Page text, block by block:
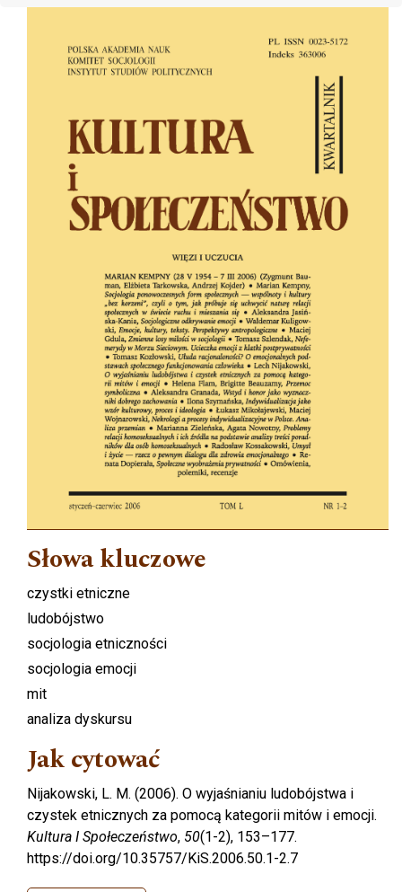
Cover image
Słowa kluczowe
czystki etniczne
ludobójstwo
socjologia etniczności
socjologia emocji
mit
analiza dyskursu
Jak cytować
Nijakowski, L. M. (2006). O wyjaśnianiu ludobójstwa i
czystek etnicznych za pomocą kategorii mitów i emocji.
Kultura I Społeczeństwo, 50(1-2), 153–177.
https://doi.org/10.35757/KiS.2006.50.1-2.7